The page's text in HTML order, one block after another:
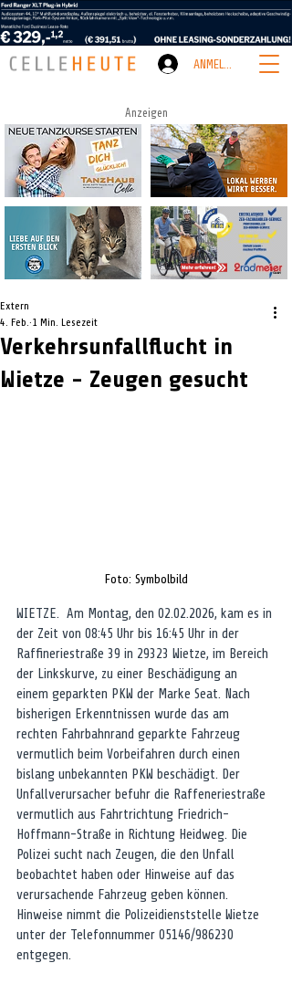
ANMELDEN
Anzeigen
Verkehrsunfallflucht in
Wietze - Zeugen gesucht
Extern
4. Feb. 1 Min. Lesezeit
Foto: Symbolbild
WIETZE.  Am Montag, den 02.02.2026, kam es in
der Zeit von 08:45 Uhr bis 16:45 Uhr in der
Raffineriestraße 39 in 29323 Wietze, im Bereich
der Linkskurve, zu einer Beschädigung an
einem geparkten PKW der Marke Seat. Nach
bisherigen Erkenntnissen wurde das am
rechten Fahrbahnrand geparkte Fahrzeug
vermutlich beim Vorbeifahren durch einen
bislang unbekannten PKW beschädigt. Der
Unfallverursacher befuhr die Raffeneriestraße
vermutlich aus Fahrtrichtung Friedrich-
Hoffmann-Straße in Richtung Heidweg. Die
Polizei sucht nach Zeugen, die den Unfall
beobachtet haben oder Hinweise auf das
verursachende Fahrzeug geben können.
Hinweise nimmt die Polizeidienststelle Wietze
unter der Telefonnummer 05146/986230
entgegen.